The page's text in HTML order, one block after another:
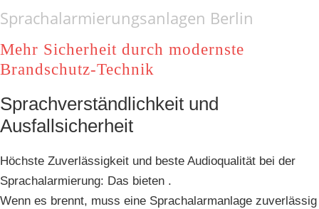
Sprachalarmierungsanlagen Berlin
Mehr Sicherheit durch modernste
Brandschutz-Technik
Sprachverständlichkeit und
Ausfallsicherheit
Höchste Zuverlässigkeit und beste Audioqualität bei der
Sprachalarmierung: Das bieten .
Wenn es brennt, muss eine Sprachalarmanlage zuverlässig